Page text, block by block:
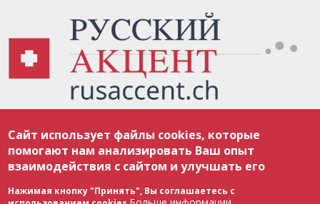
соответствии с законодательством Швейцарии об авторском праве и
международными соглашениями. Полное или частичное использование
материалов возможно только с разрешения редакции. В случае полного
или частичного воспроизведения материалов сайта rusaccent.ch,
ОБЯЗАТЕЛЬНА АКТИВНАЯ ГИПЕРССЫЛКА на конкретный заимствованный
текст. Фотоизображения, размещенные редакцией rusaccent.ch, являются
ее исключительной собственностью. Полное или частичное
Сайт использует файлы cookies, которые
помогают нам анализировать Ваш опыт
взаимодействия с сайтом и улучшать его
Нажимая кнопку "Принять", Вы соглашаетесь с